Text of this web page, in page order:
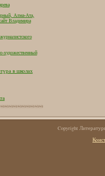
Алма-Ата,
Владимира
художественный
в школах
Copyright